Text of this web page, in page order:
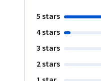
5 stars
4 stars
3 stars
2 stars